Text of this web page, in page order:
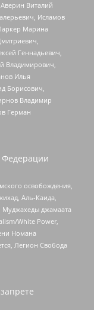
Виталий
Исламов
Марина
Геннадьевич,
Владимирович,
Илья
Борисович,
Владимир
Герман
Федерации
освобождения,
Аль-Каида,
джамаата
White Power,
Номана
Легион Свобода